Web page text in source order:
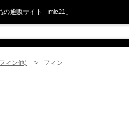
を買うならec.mic21.com
の通販サイト「mic21」
ィン他) > フィン